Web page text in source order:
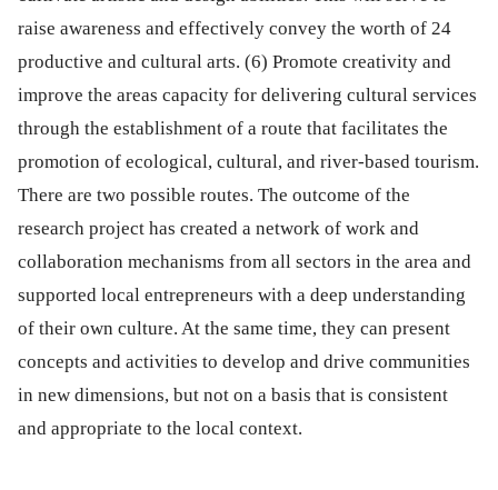
raise awareness and effectively convey the worth of 24
productive and cultural arts. (6) Promote creativity and
improve the areas capacity for delivering cultural services
through the establishment of a route that facilitates the
promotion of ecological, cultural, and river-based tourism.
There are two possible routes. The outcome of the
research project has created a network of work and
collaboration mechanisms from all sectors in the area and
supported local entrepreneurs with a deep understanding
of their own culture. At the same time, they can present
concepts and activities to develop and drive communities
in new dimensions, but not on a basis that is consistent
and appropriate to the local context.